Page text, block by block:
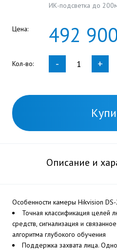
ИК-подсветка до
Цена: 492
Кол-во: - +
Описание и
Особенности камеры Hikvision
Точная классификация целей
средств, сигнализация и
алгоритма глубокого обучения
Поддержка захвата лица.